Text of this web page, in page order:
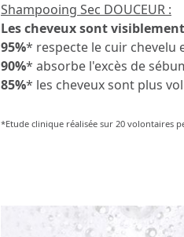
Shampooing Sec DOUCEUR :
Les cheveux sont
95%* respecte le cuir chevelu
90%* absorbe l'excès de
85%* les cheveux sont plus
*Etude clinique réalisée sur 20 volontaires